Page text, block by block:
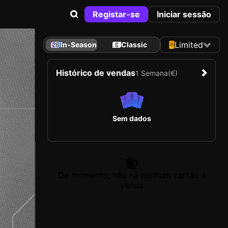
Registar-se Iniciar sessão
In-Season Classic Limited
Histórico de vendas1 Semana(€)
Sem dados